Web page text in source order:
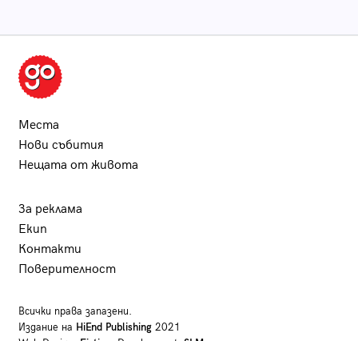
Места
Нови събития
Нещата от живота
За реклама
Екип
Контакти
Поверителност
Всички права запазени.
Издание на HiEnd Publishing2021